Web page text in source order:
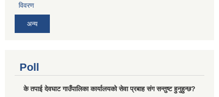
विवरण
अन्य
Poll
के तपाई देवघाट गाउँपालिका कार्यालयको सेवा प्रबाह संग सन्तुष्ट हुनुहुन्छ?